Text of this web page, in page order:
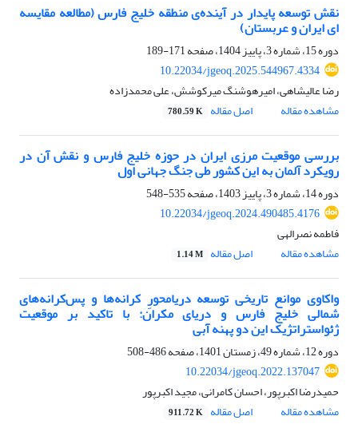
نقش توسعه پایدار در آینده‌ی منطقه خلیج فارس (مطالعه مقایسه
ای ایران و عربستان)
دوره 15، شماره 3، پاییز 1404، صفحه
171-189
10.22034/jgeoq.2025.544967.4334
رضا عالیشاهی، امیرهوشنگ میرکوشش، علی محمدزاده
مشاهده مقاله
اصل مقاله 780.59 K
بررسی موقعیت مرزی ایران در حوزه خلیج فارس و نقش آن در
رویکرد آلمان به این کشور طی جنگ جهانی اول
دوره 14، شماره 3، پاییز 1403، صفحه
535-548
10.22034/jgeoq.2024.490485.4176
فاطمه نصرالهی
مشاهده مقاله
اصل مقاله 1.14 M
واکاوی موانع تاریخی توسعه دریامحورِ کرانه‌ها و پس‌کرانه‌های
شمالی خلیج فارس و دریای مکران: با تاکید بر موقعیت
ژئواستراتژیک این دو پهنه آبی
دوره 12، شماره 49، زمستان 1401، صفحه
486-508
10.22034/jgeoq.2022.137047
حمیدرضا اکبرپور، احسان کامرانی، مجید اکبرپور
مشاهده مقاله
اصل مقاله 911.72 K